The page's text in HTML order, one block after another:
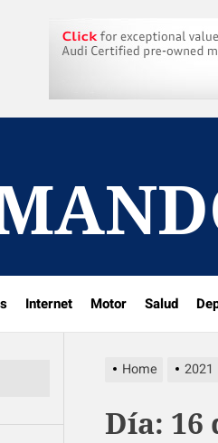
Internet Motor Salud
Home 2021
Día: 16